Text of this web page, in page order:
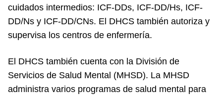
cuidados intermedios: ICF-DDs, ICF-DD/Hs, ICF-
DD/Ns y ICF-DD/CNs. El DHCS también autoriza y
supervisa los centros de enfermería.
El DHCS también cuenta con la División de
Servicios de Salud Mental (MHSD). La MHSD
administra varios programas de salud mental para